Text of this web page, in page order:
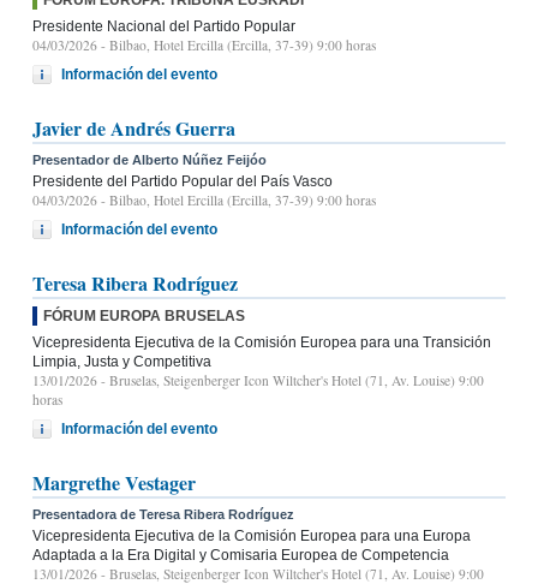
Presidente Nacional del Partido Popular
04/03/2026 - Bilbao, Hotel Ercilla (Ercilla, 37-39) 9:00 horas
Información del evento
Javier de Andrés Guerra
Presentador de Alberto Núñez Feijóo
Presidente del Partido Popular del País Vasco
04/03/2026 - Bilbao, Hotel Ercilla (Ercilla, 37-39) 9:00 horas
Información del evento
Teresa Ribera Rodríguez
FÓRUM EUROPA BRUSELAS
Vicepresidenta Ejecutiva de la Comisión Europea para una Transición
Limpia, Justa y Competitiva
13/01/2026 - Bruselas, Steigenberger Icon Wiltcher's Hotel (71, Av. Louise) 9:00
horas
Información del evento
Margrethe Vestager
Presentadora de Teresa Ribera Rodríguez
Vicepresidenta Ejecutiva de la Comisión Europea para una Europa
Adaptada a la Era Digital y Comisaria Europea de Competencia
13/01/2026 - Bruselas, Steigenberger Icon Wiltcher's Hotel (71, Av. Louise) 9:00